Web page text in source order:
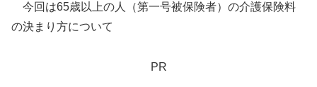
今回は65歳以上の人（第一号被保険者）の介護保険料
の決まり方について
PR